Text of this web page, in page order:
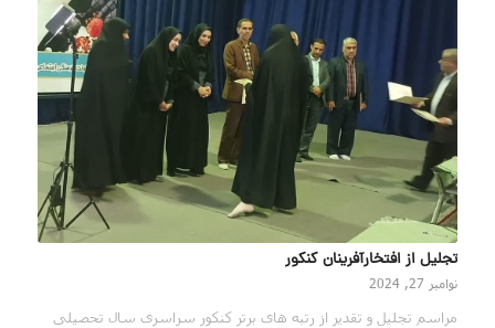
تجلیل از افتخارآفرینان کنکور
نوامبر 27, 2024
مراسم تجلیل و تقدیر از رتبه های برتر کنکور سراسری سال تحصیلی